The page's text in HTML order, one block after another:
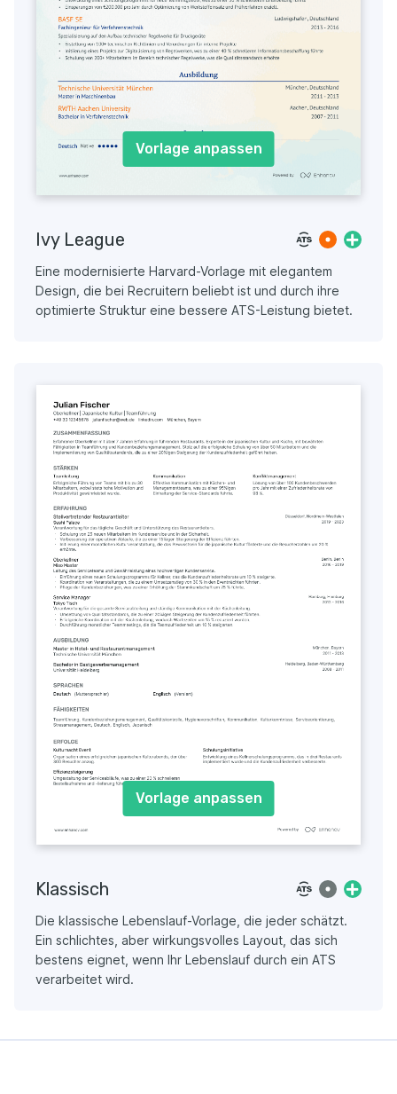
Vorlage anpassen
Ivy League
Eine modernisierte Harvard-Vorlage mit elegantem
Design, die bei Recruitern beliebt ist und durch ihre
optimierte Struktur eine bessere ATS-Leistung bietet.
Vorlage anpassen
Klassisch
Die klassische Lebenslauf-Vorlage, die jeder schätzt.
Ein schlichtes, aber wirkungsvolles Layout, das sich
bestens eignet, wenn Ihr Lebenslauf durch ein ATS
verarbeitet wird.